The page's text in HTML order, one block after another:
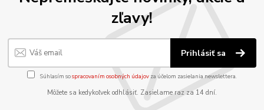
zľavy!
Prihlásiť sa
Súhlasím sospracovaním osobných údajov za účelom zasielania newslettera.
Môžete sa kedykoľvek odhlásiť. Zasielame raz za 14 dní.